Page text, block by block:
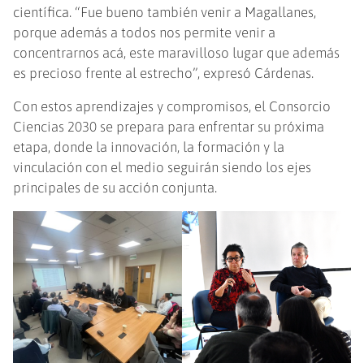
científica. “Fue bueno también venir a Magallanes,
porque además a todos nos permite venir a
concentrarnos acá, este maravilloso lugar que además
es precioso frente al estrecho”, expresó Cárdenas.
Con estos aprendizajes y compromisos, el Consorcio
Ciencias 2030 se prepara para enfrentar su próxima
etapa, donde la innovación, la formación y la
vinculación con el medio seguirán siendo los ejes
principales de su acción conjunta.